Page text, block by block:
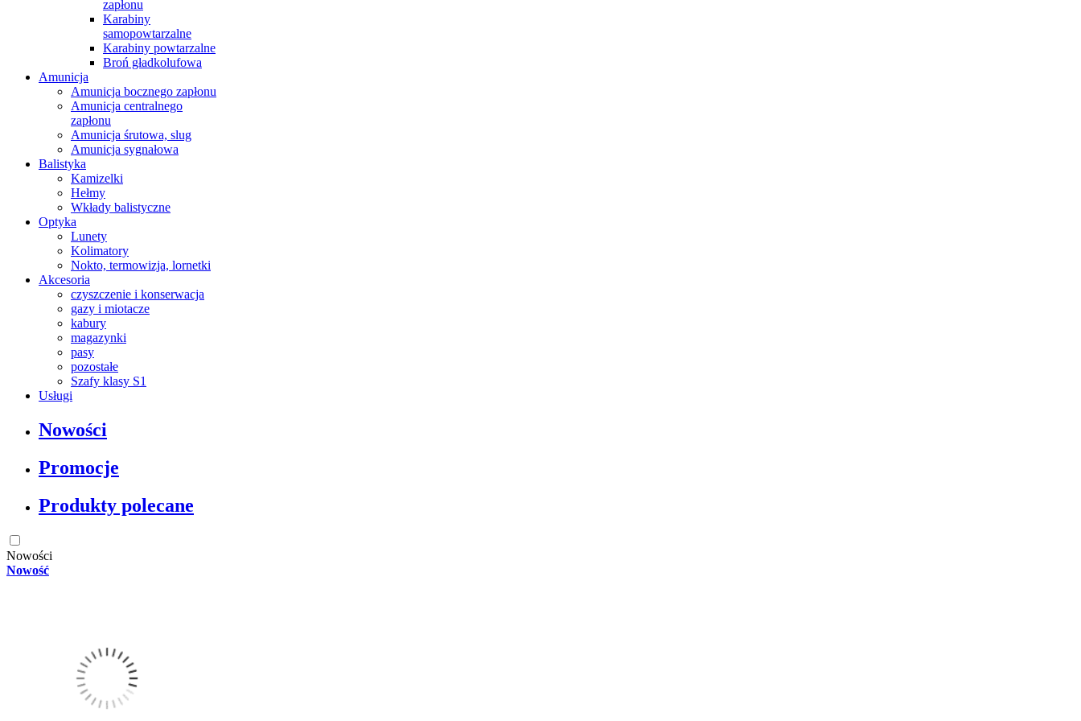
zapłonu
Karabiny
samopowtarzalne
Karabiny powtarzalne
Broń gładkolufowa
Amunicja
Amunicja bocznego zapłonu
Amunicja centralnego
zapłonu
Amunicja śrutowa, slug
Amunicja sygnałowa
Balistyka
Kamizelki
Hełmy
Wkłady balistyczne
Optyka
Lunety
Kolimatory
Nokto, termowizja, lornetki
Akcesoria
czyszczenie i konserwacja
gazy i miotacze
kabury
magazynki
pasy
pozostałe
Szafy klasy S1
Usługi
Nowości
Promocje
Produkty polecane
Nowości
Nowość